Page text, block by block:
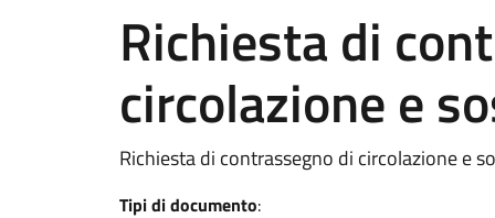
Richiesta di
circolazione e
Richiesta di contrassegno di circolazione e
Tipi di documento: